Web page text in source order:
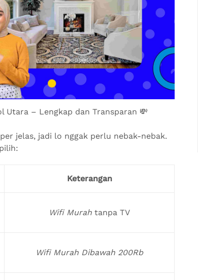
Utara – Lengkap dan Transparan 💸
jelas, jadi lo nggak perlu nebak-nebak.
Keterangan
Wifi Murah tanpa TV
Wifi Murah Dibawah 200Rb